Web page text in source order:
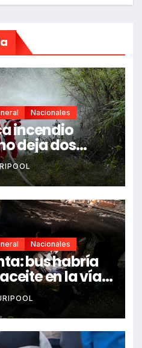
Nacionales
incendio
deja dos
Nacionales
bus habría
en la vía e